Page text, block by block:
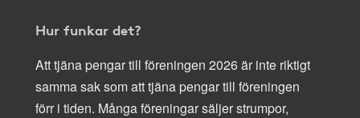
Hur funkar det?
Att tjäna pengar till föreningen 2026 är inte riktigt
samma sak som att tjäna pengar till föreningen
förr i tiden. Många föreningar säljer strumpor,